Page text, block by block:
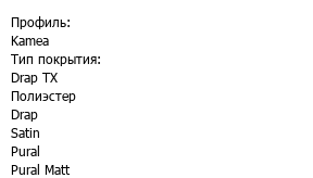
Профиль:
Kamea
Тип покрытия:
Drap TX
Полиэстер
Drap
Satin
Pural
Pural Matt